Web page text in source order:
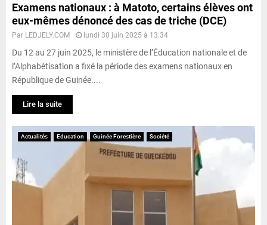
Examens nationaux : à Matoto, certains élèves ont
eux-mêmes dénoncé des cas de triche (DCE)
Par LEDJELY.COM lundi 30 juin 2025 à 13:34
Du 12 au 27 juin 2025, le ministère de l’Éducation nationale et de
l’Alphabétisation a fixé la période des examens nationaux en
République de Guinée....
Lire la suite
Actualités Education Guinée Forestière Société